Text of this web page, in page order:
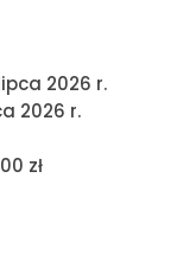
2026 r.
2026 r.
zł